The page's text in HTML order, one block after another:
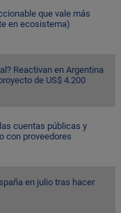
que vale más
en ecosistema)
Reactivan en Argentina
de US$ 4.200
cuentas públicas y
con proveedores
en julio tras hacer